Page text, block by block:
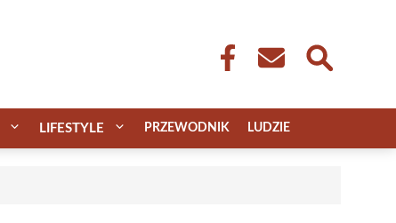
LIFESTYLE PRZEWODNIK LUDZIE